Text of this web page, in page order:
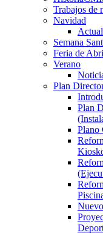
Trabajos de
Navidad
Semana
Feria de
Verano
Plan
Plan
Plano